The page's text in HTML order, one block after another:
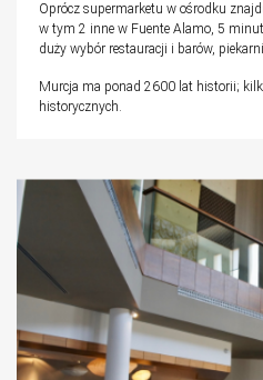
Oprócz supermarketu w ośrodku
w tym 2 inne w Fuente Alamo, 5
duży wybór restauracji i barów,
Murcja ma ponad 2600 lat historii;
historycznych.